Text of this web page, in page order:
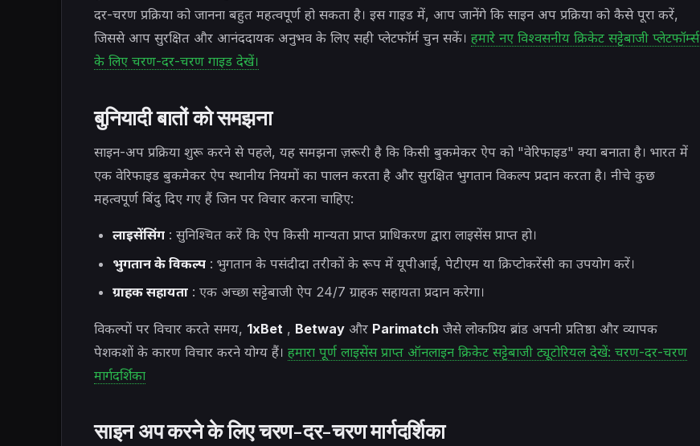
दर-चरण प्रक्रिया को जानना बहुत महत्वपूर्ण हो सकता है। इस गाइड में, आप जानेंगे कि साइन अप प्रक्रिया को कैसे पूरा करें,
जिससे आप सुरक्षित और आनंददायक अनुभव के लिए सही प्लेटफॉर्म चुन सकें। हमारे नए विश्वसनीय क्रिकेट सट्टेबाजी प्लेटफॉर्म्स
के लिए चरण-दर-चरण गाइड देखें।
बुनियादी बातों को समझना
साइन-अप प्रक्रिया शुरू करने से पहले, यह समझना ज़रूरी है कि किसी बुकमेकर ऐप को "वेरिफाइड" क्या बनाता है। भारत में
एक वेरिफाइड बुकमेकर ऐप स्थानीय नियमों का पालन करता है और सुरक्षित भुगतान विकल्प प्रदान करता है। नीचे कुछ
महत्वपूर्ण बिंदु दिए गए हैं जिन पर विचार करना चाहिए:
लाइसेंसिंग: सुनिश्चित करें कि ऐप किसी मान्यता प्राप्त प्राधिकरण द्वारा लाइसेंस प्राप्त हो।
भुगतान के विकल्प: भुगतान के पसंदीदा तरीकों के रूप में यूपीआई, पेटीएम या क्रिप्टोकरेंसी का उपयोग करें।
ग्राहक सहायता: एक अच्छा सट्टेबाजी ऐप 24/7 ग्राहक सहायता प्रदान करेगा।
विकल्पों पर विचार करते समय, 1xBet , Betway और Parimatch जैसे लोकप्रिय ब्रांड अपनी प्रतिष्ठा और व्यापक
पेशकशों के कारण विचार करने योग्य हैं। हमारा पूर्ण लाइसेंस प्राप्त ऑनलाइन क्रिकेट सट्टेबाजी ट्यूटोरियल देखें: चरण-दर-चरण
मार्गदर्शिका
साइन अप करने के लिए चरण-दर-चरण मार्गदर्शिका